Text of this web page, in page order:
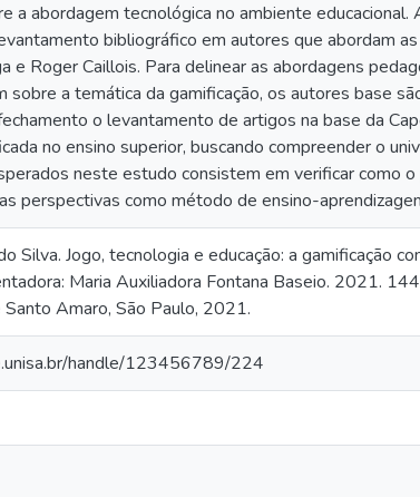
a abordagem tecnológica no ambiente
bibliográfico em autores que abordam
e Roger Caillois. Para delinear as abordagens
sobre a temática da gamificação, os autores base
o levantamento de artigos na base da
no ensino superior, buscando compreender o
neste estudo consistem em verificar como
perspectivas como método de ensino-
Silva. Jogo, tecnologia e educação: a gamificação
Maria Auxiliadora Fontana Baseio. 2021.
Santo Amaro, São Paulo, 2021.
handle/123456789/224